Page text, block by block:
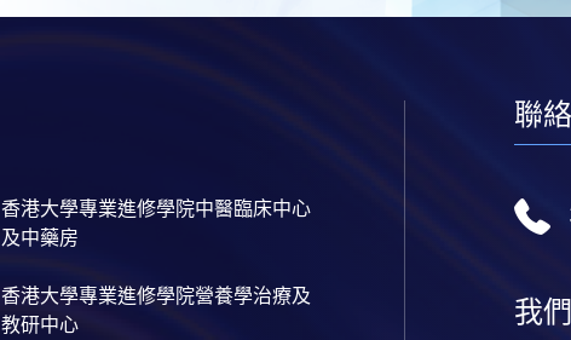
香港大學專業進修學院中醫臨床中心
及中藥房
香港大學專業進修學院營養學治療及
教研中心
聯
我